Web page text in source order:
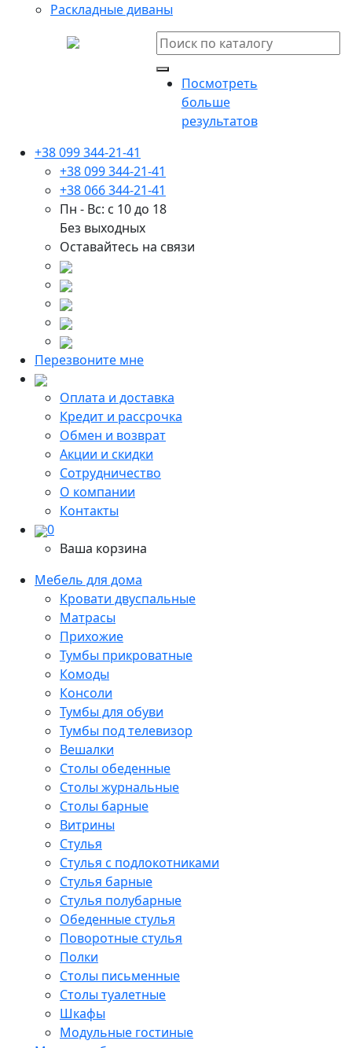
Раскладные диваны
Посмотреть
больше
результатов
+38 099 344-21-41
+38 099 344-21-41
+38 066 344-21-41
Пн - Вс: с 10 до 18
Без выходных
Оставайтесь на связи
Перезвоните мне
Оплата и доставка
Кредит и рассрочка
Обмен и возврат
Акции и скидки
Сотрудничество
О компании
Контакты
0
Ваша корзина
Мебель для дома
Кровати двуспальные
Матрасы
Прихожие
Тумбы прикроватные
Комоды
Консоли
Тумбы для обуви
Тумбы под телевизор
Вешалки
Столы обеденные
Столы журнальные
Столы барные
Витрины
Стулья
Стулья с подлокотниками
Стулья барные
Стулья полубарные
Обеденные стулья
Поворотные стулья
Полки
Столы письменные
Столы туалетные
Шкафы
Модульные гостиные